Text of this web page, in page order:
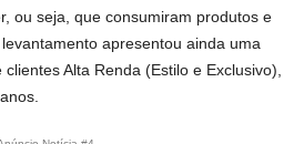
ou seja, que consumiram produtos e
apresentou ainda uma
Alta Renda (Estilo e Exclusivo),